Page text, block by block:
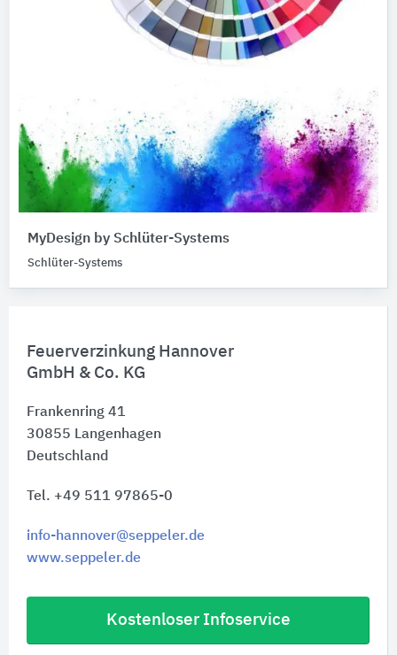
Feuerverzinkung Hannover
GmbH & Co. KG
Frankenring 41
30855 Langenhagen
Deutschland
Tel. +49 511 97865-0
info-hannover@seppeler.de
www.seppeler.de
Kostenloser Infoservice
MyDesign by Schlüter-Systems
Schlüter-Systems